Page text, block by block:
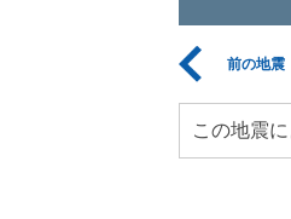
前の地震
この地震